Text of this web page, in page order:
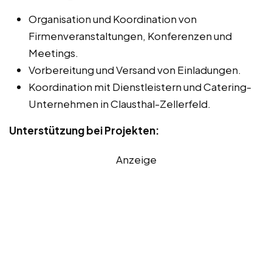
Organisation und Koordination von
Firmenveranstaltungen, Konferenzen und
Meetings.
Vorbereitung und Versand von Einladungen.
Koordination mit Dienstleistern und Catering-
Unternehmen in Clausthal-Zellerfeld.
Unterstützung bei Projekten:
Anzeige